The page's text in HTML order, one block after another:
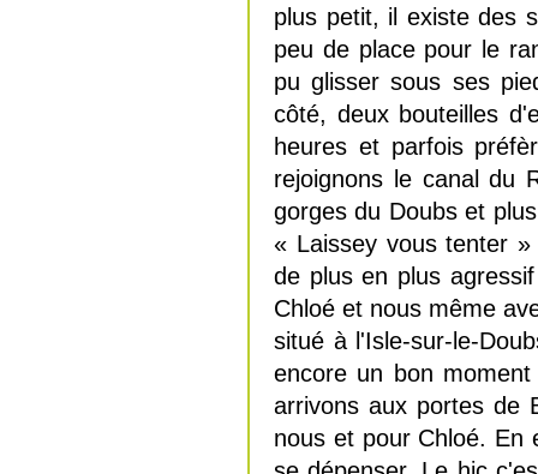
plus petit, il existe des
peu de place pour le
pu glisser sous ses
côté, deux bouteilles
heures et parfois
rejoignons le canal du
gorges du Doubs et
« Laissey vous tenter
de plus en plus
Chloé et nous même
situé à l'Isle-sur-le-
encore un bon
arrivons aux portes de
nous et pour Chloé. En